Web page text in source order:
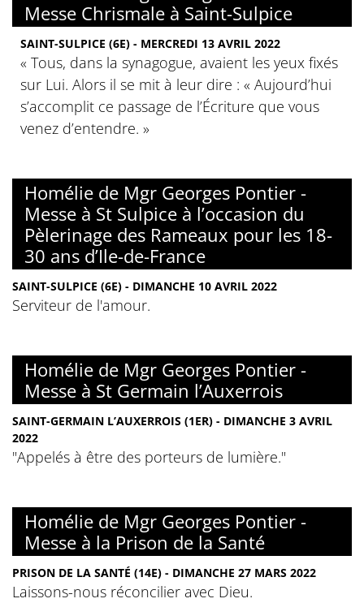
Messe Chrismale à Saint-Sulpice
SAINT-SULPICE (6E) - MERCREDI 13 AVRIL 2022
« Tous, dans la synagogue, avaient les yeux fixés
sur Lui. Alors il se mit à leur dire : « Aujourd’hui
s’accomplit ce passage de l’Écriture que vous
venez d’entendre. »
Homélie de Mgr Georges Pontier -
Messe à St Sulpice à l’occasion du
Pèlerinage des Rameaux pour les 18-
30 ans d’Ile-de-France
SAINT-SULPICE (6E) - DIMANCHE 10 AVRIL 2022
Serviteur de l'amour.
Homélie de Mgr Georges Pontier -
Messe à St Germain l’Auxerrois
SAINT-GERMAIN L’AUXERROIS (1ER) - DIMANCHE 3 AVRIL
2022
"Appelés à être des porteurs de lumière."
Homélie de Mgr Georges Pontier -
Messe à la Prison de la Santé
PRISON DE LA SANTÉ (14E) - DIMANCHE 27 MARS 2022
Laissons-nous réconcilier avec Dieu.